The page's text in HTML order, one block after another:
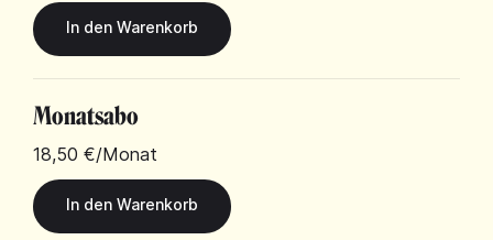
Monatsabo
18,50 €/Monat